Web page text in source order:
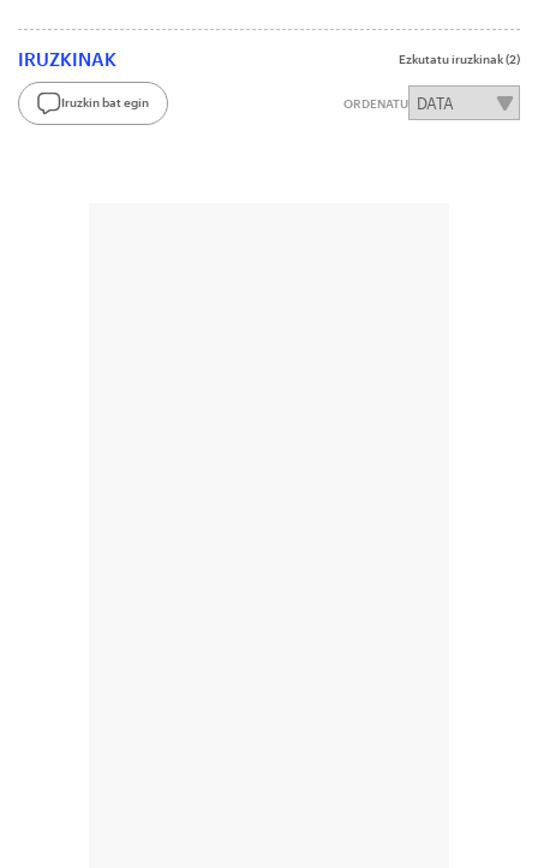
IRUZKINAK Ezkutatu iruzkinak(2)
Iruzkin bat egin ORDENATU